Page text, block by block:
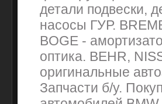
детали подвески,
насосы ГУР.
BOGE -
оптика. BEHR,
оригинальные
Запчасти б/у.